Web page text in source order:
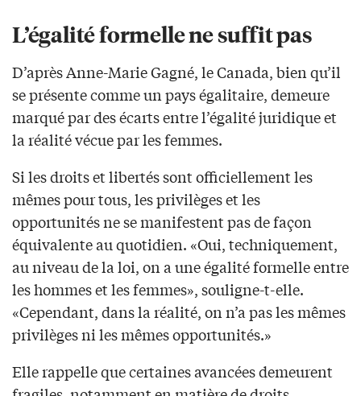
L’égalité formelle ne suffit pas
D’après Anne-Marie Gagné, le Canada, bien qu’il
se présente comme un pays égalitaire, demeure
marqué par des écarts entre l’égalité juridique et
la réalité vécue par les femmes.
Si les droits et libertés sont officiellement les
mêmes pour tous, les privilèges et les
opportunités ne se manifestent pas de façon
équivalente au quotidien. «Oui, techniquement,
au niveau de la loi, on a une égalité formelle entre
les hommes et les femmes», souligne-t-elle.
«Cependant, dans la réalité, on n’a pas les mêmes
privilèges ni les mêmes opportunités.»
Elle rappelle que certaines avancées demeurent